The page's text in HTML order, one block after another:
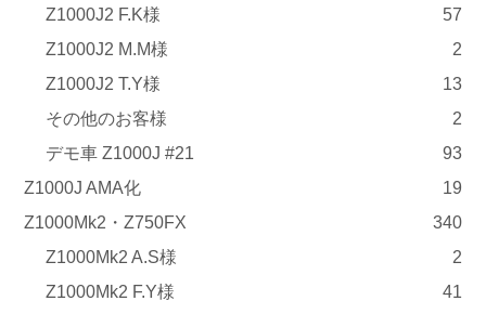
Z1000J2 F.K様
57
Z1000J2 M.M様
2
Z1000J2 T.Y様
13
その他のお客様
2
デモ車 Z1000J #21
93
Z1000J AMA化
19
Z1000Mk2・Z750FX
340
Z1000Mk2 A.S様
2
Z1000Mk2 F.Y様
41